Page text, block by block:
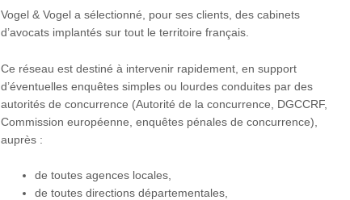
Vogel & Vogel a sélectionné, pour ses clients, des cabinets
d’avocats implantés sur tout le territoire français.
Ce réseau est destiné à intervenir rapidement, en support
d’éventuelles enquêtes simples ou lourdes conduites par des
autorités de concurrence (Autorité de la concurrence, DGCCRF,
Commission européenne, enquêtes pénales de concurrence),
auprès :
de toutes agences locales,
de toutes directions départementales,